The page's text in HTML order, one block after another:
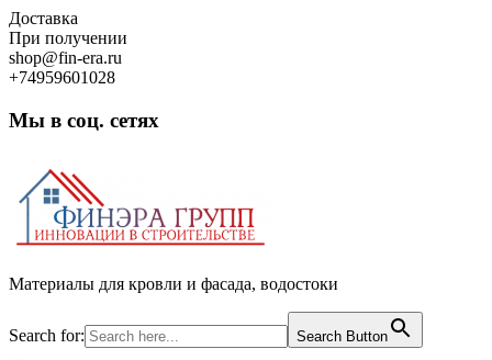
Skip
to
content
Доставка
При получении
shop@fin-era.ru
+74959601028
Мы в соц. сетях
Материалы для кровли и фасада, водостоки
Search for: Search Button